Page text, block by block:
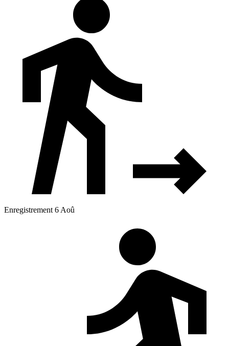
Enregistrement 6 Aoû